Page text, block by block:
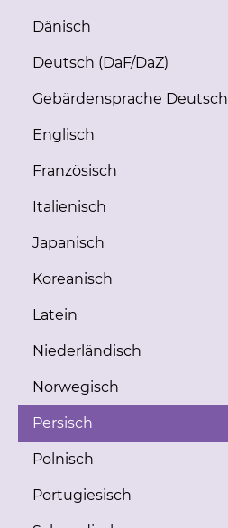
Dänisch
Deutsch (DaF/DaZ)
Gebärdensprache Deutsch
Englisch
Französisch
Italienisch
Japanisch
Koreanisch
Latein
Niederländisch
Norwegisch
Persisch
Polnisch
Portugiesisch